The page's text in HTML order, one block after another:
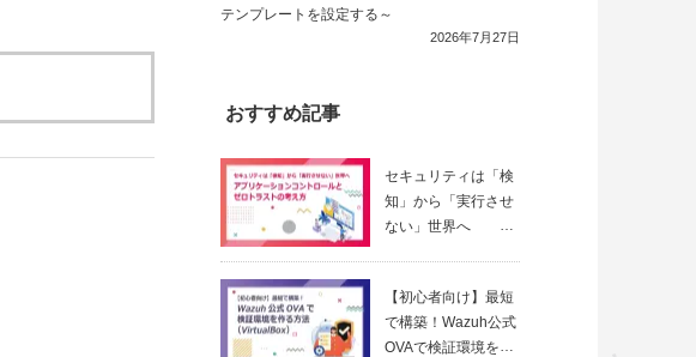
テンプレートを設定する～
2026年7月27日
おすすめ記事
セキュリティは「検
知」から「実行させ
ない」世界へ
ールとゼロトラスト
の考え方
【初心者向け】最短
で構築！Wazuh公式
OVAで検証環境を作